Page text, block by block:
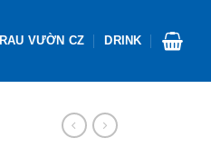
RAU VƯỜN CZ DRINK